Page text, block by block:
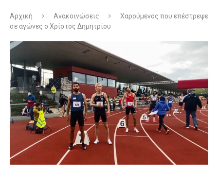
Αρχική Ανακοινώσεις
Χαρούμενος που επέστρεψε
σε αγώνες ο Χρίστος Δημητρίου